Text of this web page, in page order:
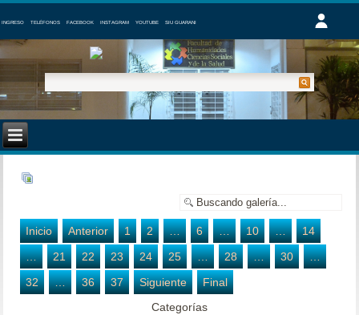
INGRESO TELÉFONOS FACEBOOK INSTAGRAM YOUTUBE SIU GUARANI
Inicio Anterior 1 2 … 6 … 10 …
14
…
21 22 23 24 25 … 28 … 30
…
32
… 36 37 Siguiente
Final
Categorías